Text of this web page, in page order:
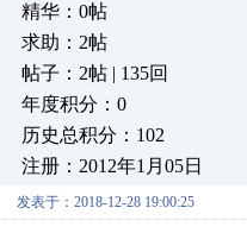
精华：0帖
求助：2帖
帖子：2帖 | 135回
年度积分：0
历史总积分：102
注册：2012年1月05日
发表于：2018-12-28 19:00:25